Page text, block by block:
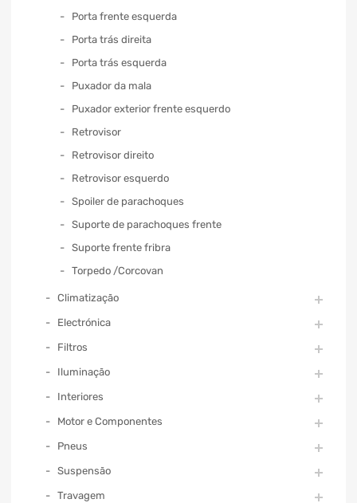
Porta frente esquerda
Porta trás direita
Porta trás esquerda
Puxador da mala
Puxador exterior frente esquerdo
Retrovisor
Retrovisor direito
Retrovisor esquerdo
Spoiler de parachoques
Suporte de parachoques frente
Suporte frente fribra
Torpedo /Corcovan
Climatização
Electrónica
Filtros
Iluminação
Interiores
Motor e Componentes
Pneus
Suspensão
Travagem